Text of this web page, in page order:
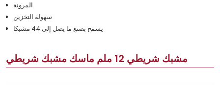
المرونة
سهولة التخزين
يسمح بصنع ما يصل إلى 44 مشبكا
مشبك شريطي 12 ملم ماسك مشبك شريطي